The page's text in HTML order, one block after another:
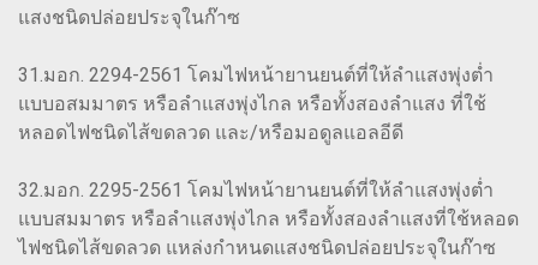
แสงชนิดปล่อยประจุในก๊าซ
31.มอก. 2294-2561 โคมไฟหน้ายานยนต์ที่ให้ลำแสงพุ่งต่ำ
แบบอสมมาตร หรือลำแสงพุ่งไกล หรือทั้งสองลำแสง ที่ใช้
หลอดไฟชนิดไส้ขดลวด และ/หรือมอดูลแอลอีดี
32.มอก. 2295-2561 โคมไฟหน้ายานยนต์ที่ให้ลำแสงพุ่งต่ำ
แบบสมมาตร หรือลำแสงพุ่งไกล หรือทั้งสองลำแสงที่ใช้หลอด
ไฟชนิดไส้ขดลวด แหล่งกำหนดแสงชนิดปล่อยประจุในก๊าซ